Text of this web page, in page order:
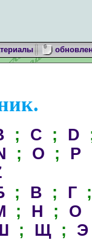
; C ; D
; O ; P
; В ; Г
; Н ; О
; Щ ; Э